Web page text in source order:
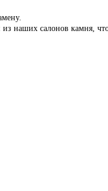
из наших салонов камня,